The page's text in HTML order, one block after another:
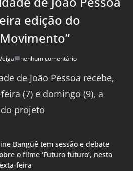
edição do
nenhum comentário
de João Pessoa recebe,
(7) e domingo (9), a
projeto
Bangüê tem sessão e debate
o filme ‘Futuro futuro’, nesta
feira